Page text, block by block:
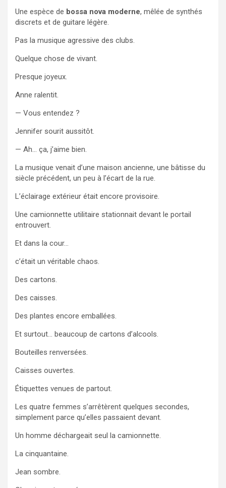
Une espèce de bossa nova moderne, mêlée de synthés
discrets et de guitare légère.
Pas la musique agressive des clubs.
Quelque chose de vivant.
Presque joyeux.
Anne ralentit.
— Vous entendez ?
Jennifer sourit aussitôt.
— Ah… ça, j’aime bien.
La musique venait d’une maison ancienne, une bâtisse du
siècle précédent, un peu à l’écart de la rue.
L’éclairage extérieur était encore provisoire.
Une camionnette utilitaire stationnait devant le portail
entrouvert.
Et dans la cour…
c’était un véritable chaos.
Des cartons.
Des caisses.
Des plantes encore emballées.
Et surtout… beaucoup de cartons d’alcools.
Bouteilles renversées.
Caisses ouvertes.
Étiquettes venues de partout.
Les quatre femmes s’arrêtèrent quelques secondes,
simplement parce qu’elles passaient devant.
Un homme déchargeait seul la camionnette.
La cinquantaine.
Jean sombre.